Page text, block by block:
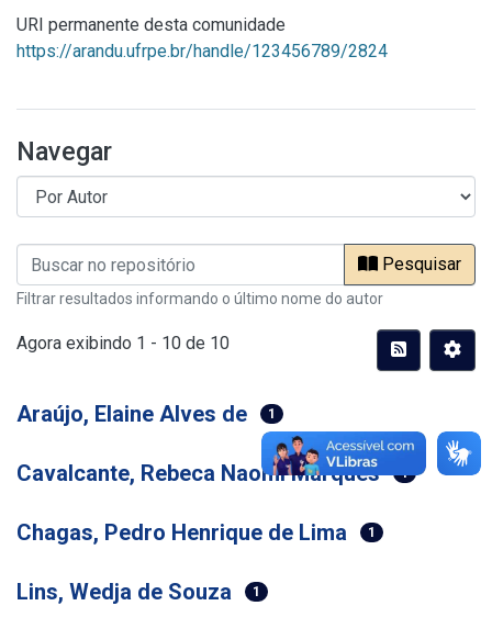
URI permanente desta comunidade
https://arandu.ufrpe.br/handle/123456789/2824
Navegar
Pesquisar
Filtrar resultados informando o último nome do autor
Agora exibindo 1 - 10 de 10
Araújo, Elaine Alves de 1
Cavalcante, Rebeca Naomi Marques 1
Chagas, Pedro Henrique de Lima 1
Lins, Wedja de Souza 1